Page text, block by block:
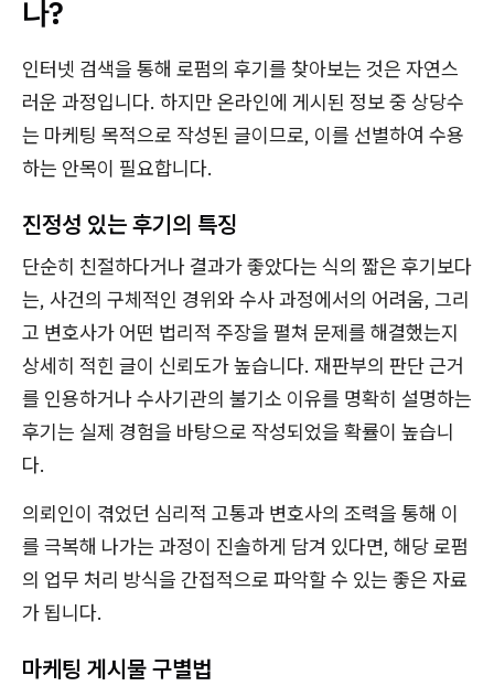
나?
인터넷 검색을 통해 로펌의 후기를 찾아보는 것은 자연스
러운 과정입니다. 하지만 온라인에 게시된 정보 중 상당수
는 마케팅 목적으로 작성된 글이므로, 이를 선별하여 수용
하는 안목이 필요합니다.
진정성 있는 후기의 특징
단순히 친절하다거나 결과가 좋았다는 식의 짧은 후기보다
는, 사건의 구체적인 경위와 수사 과정에서의 어려움, 그리
고 변호사가 어떤 법리적 주장을 펼쳐 문제를 해결했는지
상세히 적힌 글이 신뢰도가 높습니다. 재판부의 판단 근거
를 인용하거나 수사기관의 불기소 이유를 명확히 설명하는
후기는 실제 경험을 바탕으로 작성되었을 확률이 높습니
다.
의뢰인이 겪었던 심리적 고통과 변호사의 조력을 통해 이
를 극복해 나가는 과정이 진솔하게 담겨 있다면, 해당 로펌
의 업무 처리 방식을 간접적으로 파악할 수 있는 좋은 자료
가 됩니다.
마케팅 게시물 구별법